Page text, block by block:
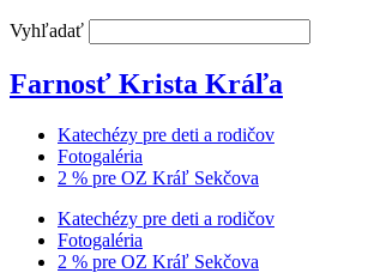
Vyhľadať
Farnosť Krista Kráľa
Katechézy pre deti a rodičov
Fotogaléria
2 % pre OZ Kráľ Sekčova
Katechézy pre deti a rodičov
Fotogaléria
2 % pre OZ Kráľ Sekčova